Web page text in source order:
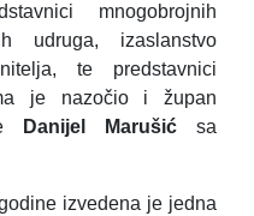
mnogobrojnih
udruga, izaslanstvo
te predstavnici
je nazočio i župan
Danijel Marušić sa
izvedena je jedna